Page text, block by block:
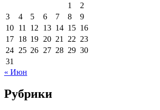
1
2
3
4 5 6 7 8
9
10 11 12 13 14 15 16
17 18 19 20 21 22 23
24 25 26 27 28 29 30
31
« Июн
Рубрики